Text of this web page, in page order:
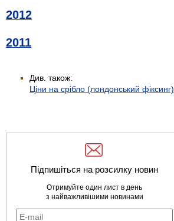
2012
2011
Див. також:
Ціни на срібло (лондонський фіксинг)
Підпишіться на розсилку новин
Отримуйте один лист в день
з найважливішими новинами